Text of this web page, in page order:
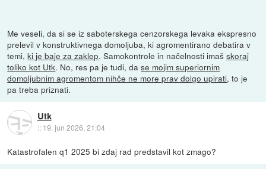
Me veseli, da si se iz saboterskega cenzorskega levaka ekspresno
prelevil v konstruktivnega domoljuba, ki agromentirano debatira v
temi,ki je baje za zaklep. Samokontrole in načelnosti imašskoraj
toliko kot Utk. No, res pa je tudi, dase mojim superiornim
domoljubnim agromentom nihče ne more prav dolgo upirati, to je
pa treba priznati.
Utk
:: 19. jun 2026, 21:04
Katastrofalen q1 2025 bi zdaj rad predstavil kot zmago?